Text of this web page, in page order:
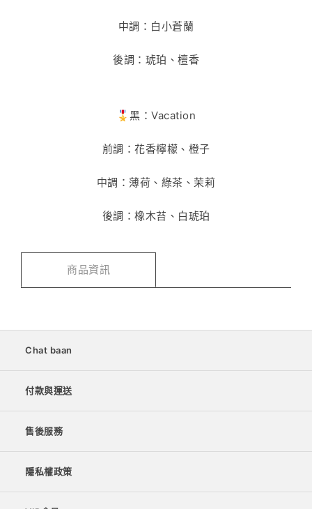
中調：白小蒼蘭
後調：琥珀、檀香
🎖️黑：Vacation
前調：花香檸檬、橙子
中調：薄荷、綠茶、茉莉
後調：橡木苔、白琥珀
商品資訊
Chat baan
付款與運送
售後服務
隱私權政策